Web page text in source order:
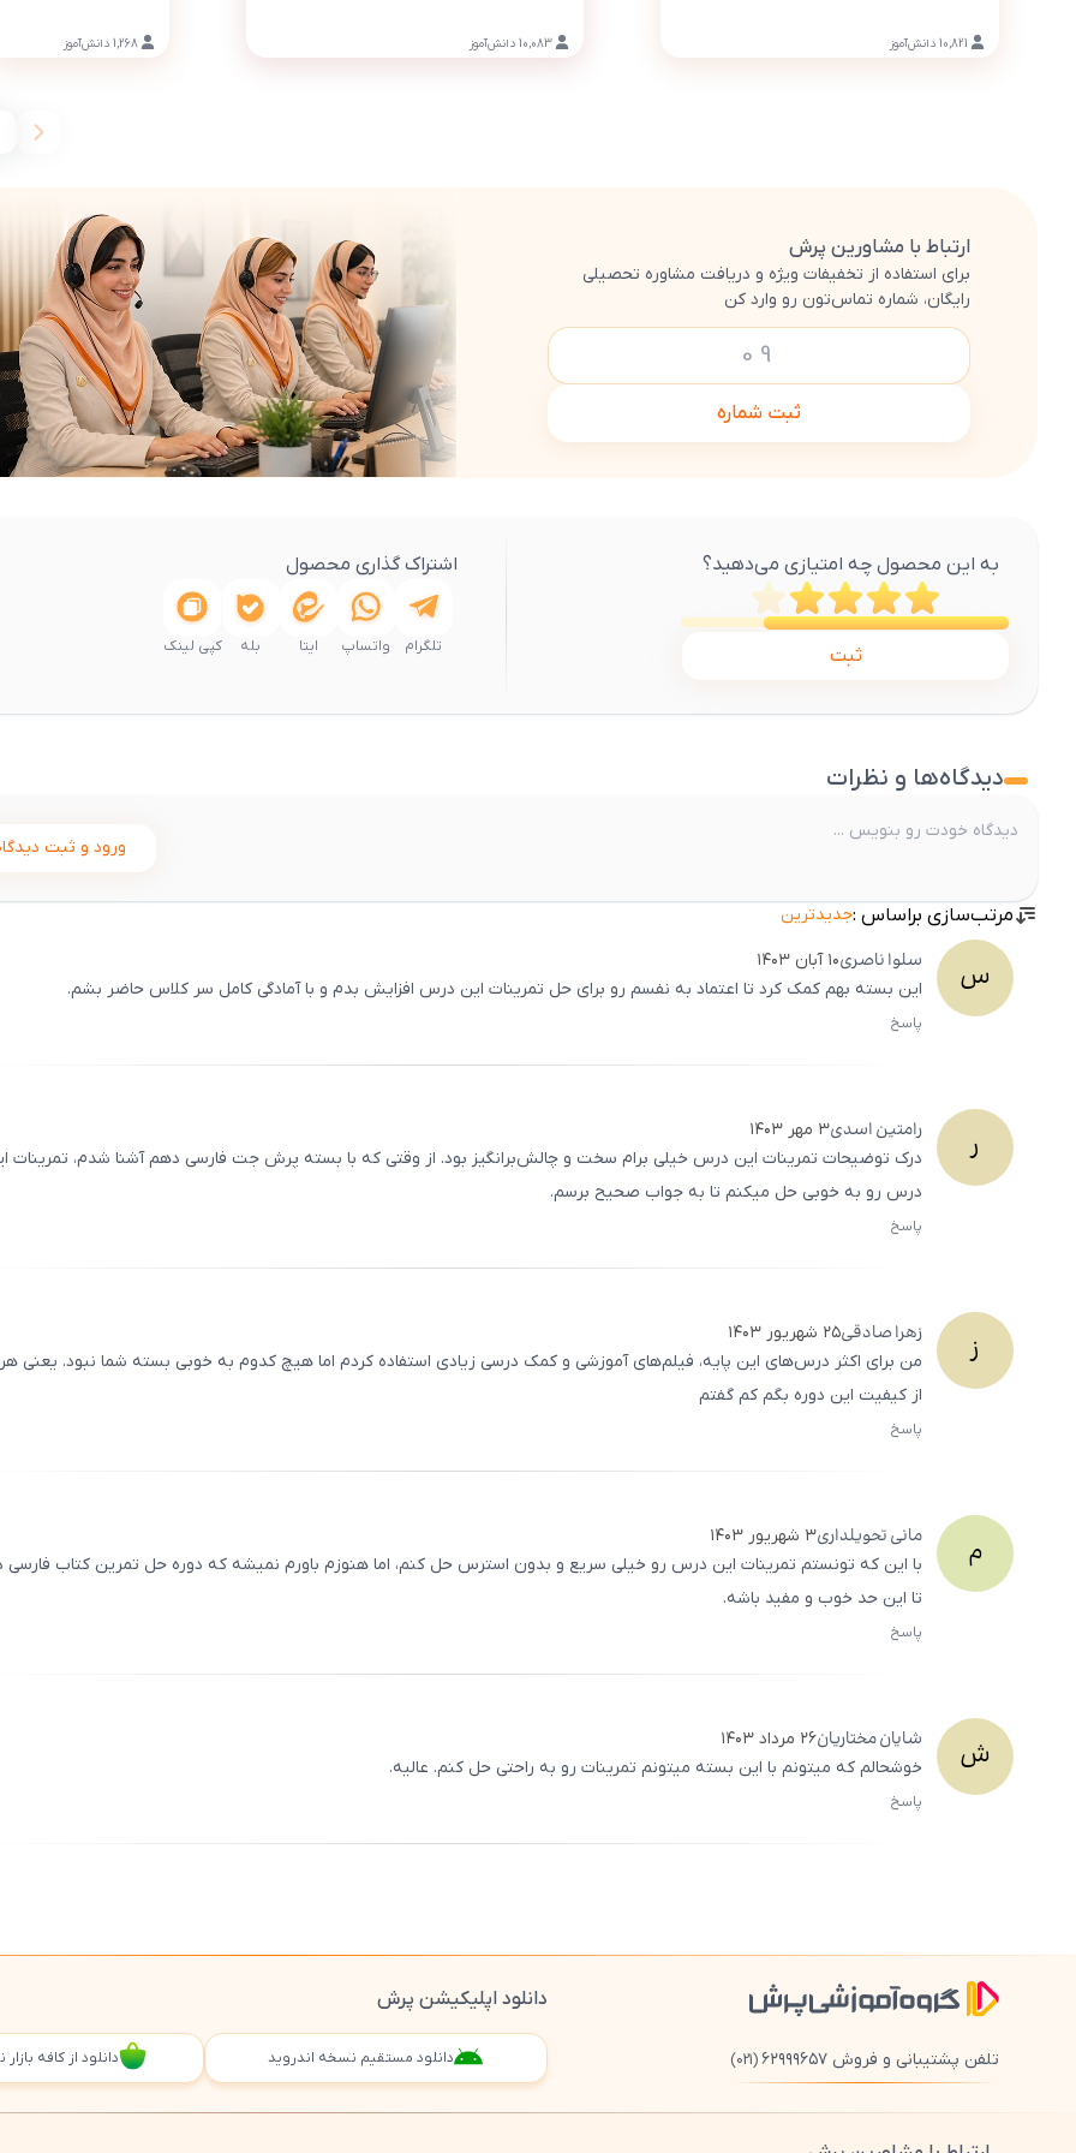
10,821 دانش‌آموز 10,083 دانش‌آموز 1,268 دانش‌آموز
ارتباط با مشاورین پرش
برای استفاده از تخفیفات ویژه و دریافت مشاوره تحصیلی
رایگان، شماره تماس‌تون رو وارد کن
ثبت شماره
به این محصول چه امتیازی می‌دهید؟
ثبت
اشتراک گذاری محصول
تلگرام واتساپ ایتا بله کپی لینک
دیدگاه‌ها و نظرات
ورود و ثبت
مرتب‌سازی براساس :جدیدترین
س سلواناصری۱۰ آبان ۱۴۰۳
این بسته بهم کمک کرد تا اعتماد به نفسم رو برای حل تمرینات این درس افزایش بدم و با آمادگی کامل سر کلاس حاضر بشم.
پاسخ
ر رامتیناسدی۳ مهر ۱۴۰۳
درک توضیحات تمرینات این درس خیلی برام سخت و چالش‌برانگیز بود. از وقتی که با بسته پرش جت فارسی دهم آشنا شدم، تمرینات
درس رو به خوبی حل میکنم تا به جواب صحیح برسم.
پاسخ
ز زهراصادقی۲۵ شهریور ۱۴۰۳
من برای اکثر درس‌های این پایه، فیلم‌های آموزشی و کمک درسی زیادی استفاده کردم اما هیچ کدوم به خوبی بسته شما نبود. یعنی
از کیفیت این دوره بگم کم گفتم
پاسخ
م مانیتحویلداری۳ شهریور ۱۴۰۳
با این که تونستم تمرینات این درس رو خیلی سریع و بدون استرس حل کنم، اما هنوزم باورم نمیشه که دوره حل تمرین کتاب
تا این حد خوب و مفید باشه.
پاسخ
ش شایانمختاریان۲۶ مرداد ۱۴۰۳
خوشحالم که میتونم با این بسته میتونم تمرینات رو به راحتی حل کنم. عالیه.
پاسخ
تلفن پشتیبانی و فروش ۶۲۹۹۹۶۵۷ (021)
دانلود اپلیکیشن پرش
دانلود مستقیم نسخه اندروید دانلود از کافه